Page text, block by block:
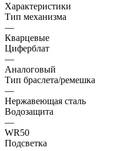
Характеристики
Тип механизма
—
Кварцевые
Циферблат
—
Аналоговый
Тип браслета/ремешка
—
Нержавеющая сталь
Водозащита
—
WR50
Подсветка